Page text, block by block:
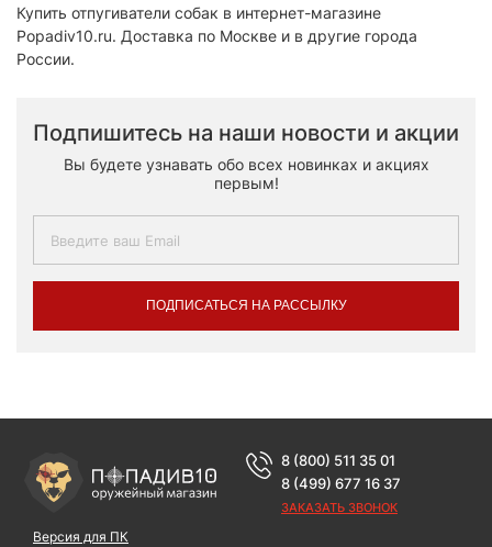
Купить отпугиватели собак в интернет-магазине
Popadiv10.ru. Доставка по Москве и в другие города
России.
Подпишитесь на наши новости и акции
Вы будете узнавать обо всех новинках и акциях
первым!
ПОДПИСАТЬСЯ НА РАССЫЛКУ
Версия для ПК
8 (800) 511 35 01
8 (499) 677 16 37
ЗАКАЗАТЬ ЗВОНОК